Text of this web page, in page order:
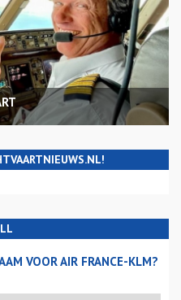
VOOR AIR FRANCE-KLM?